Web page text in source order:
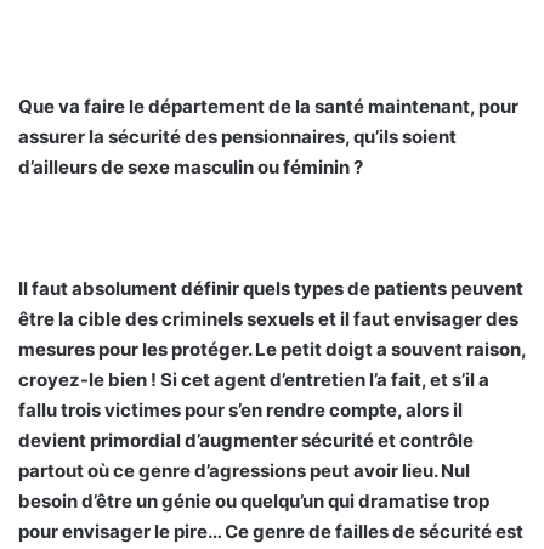
Que va faire le département de la santé maintenant, pour
assurer la sécurité des pensionnaires, qu’ils soient
d’ailleurs de sexe masculin ou féminin ?
Il faut absolument définir quels types de patients peuvent
être la cible des criminels sexuels et il faut envisager des
mesures pour les protéger. Le petit doigt a souvent raison,
croyez-le bien ! Si cet agent d’entretien l’a fait, et s’il a
fallu trois victimes pour s’en rendre compte, alors il
devient primordial d’augmenter sécurité et contrôle
partout où ce genre d’agressions peut avoir lieu. Nul
besoin d’être un génie ou quelqu’un qui dramatise trop
pour envisager le pire… Ce genre de failles de sécurité est